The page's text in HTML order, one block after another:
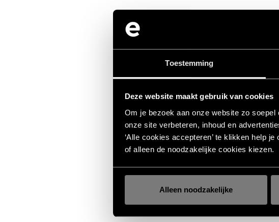
Toestemming
Deze website maakt gebruik van cookies
Om je bezoek aan onze website zo
onze site verbeteren, inhoud en
‘Alle cookies accepteren’ te klikken help
of alleen de noodzakelijke cookies kiezen.
Alleen noodzakelijke